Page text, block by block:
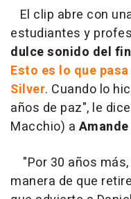
El clip abre con
estudiantes y
dulce sonido del
Esto es lo que
Silver. Cuando lo
años de paz", le dice
Macchio) a Amande
"Por 30 años
manera de que